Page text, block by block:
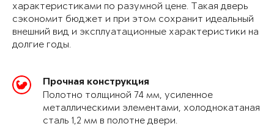
характеристиками по разумной цене. Такая дверь
сэкономит бюджет и при этом сохранит идеальный
внешний вид и эксплуатационные характеристики на
долгие годы.
Прочная конструкция
Полотно толщиной 74 мм, усиленное
металлическими элементами, холоднокатаная
сталь 1,2 мм в полотне двери.